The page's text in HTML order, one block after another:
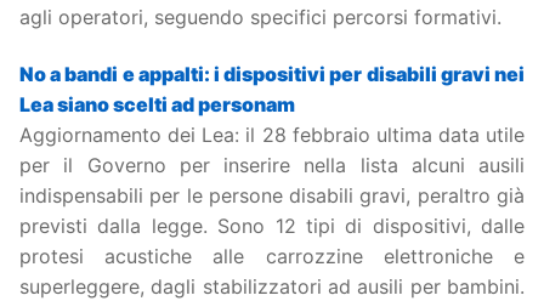
agli operatori, seguendo specifici percorsi formativi.
No a bandi e appalti: i dispositivi per disabili gravi nei
Lea siano scelti ad personam
Aggiornamento dei Lea: il 28 febbraio ultima data utile
per il Governo per inserire nella lista alcuni ausili
indispensabili per le persone disabili gravi, peraltro già
previsti dalla legge. Sono 12 tipi di dispositivi, dalle
protesi acustiche alle carrozzine elettroniche e
superleggere, dagli stabilizzatori ad ausili per bambini.